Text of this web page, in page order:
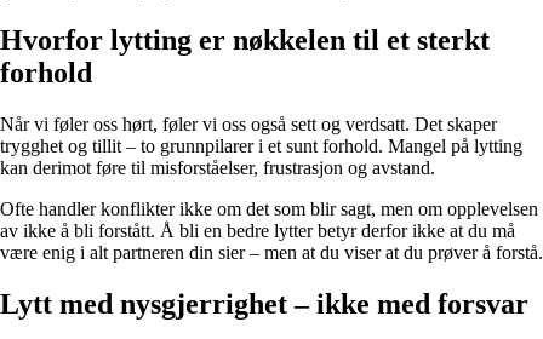
Hvorfor lytting er nøkkelen til et sterkt
forhold
Når vi føler oss hørt, føler vi oss også sett og verdsatt. Det skaper
trygghet og tillit – to grunnpilarer i et sunt forhold. Mangel på lytting
kan derimot føre til misforståelser, frustrasjon og avstand.
Ofte handler konflikter ikke om det som blir sagt, men om opplevelsen
av ikke å bli forstått. Å bli en bedre lytter betyr derfor ikke at du må
være enig i alt partneren din sier – men at du viser at du prøver å forstå.
Lytt med nysgjerrighet – ikke med forsvar